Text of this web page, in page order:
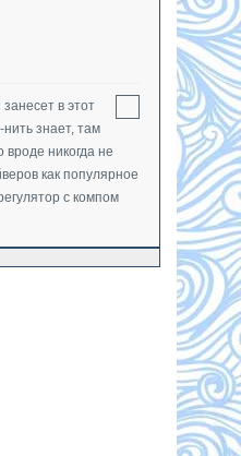
в этот
знает, там
никогда не
как популярное
с компом